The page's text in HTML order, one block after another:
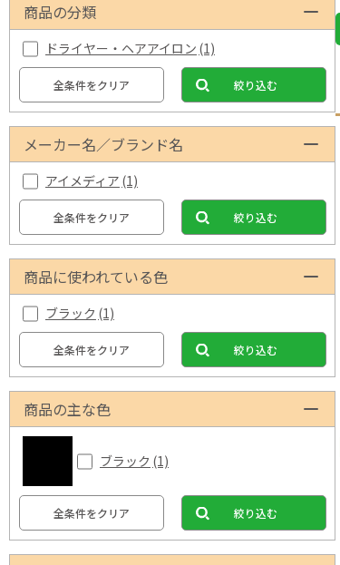
商品の分類
ドライヤー・ヘアアイロン (1)
全条件をクリア 絞り込む
メーカー名／ブランド名
アイメディア (1)
全条件をクリア 絞り込む
商品に使われている色
ブラック (1)
全条件をクリア 絞り込む
商品の主な色
ブラック (1)
全条件をクリア 絞り込む